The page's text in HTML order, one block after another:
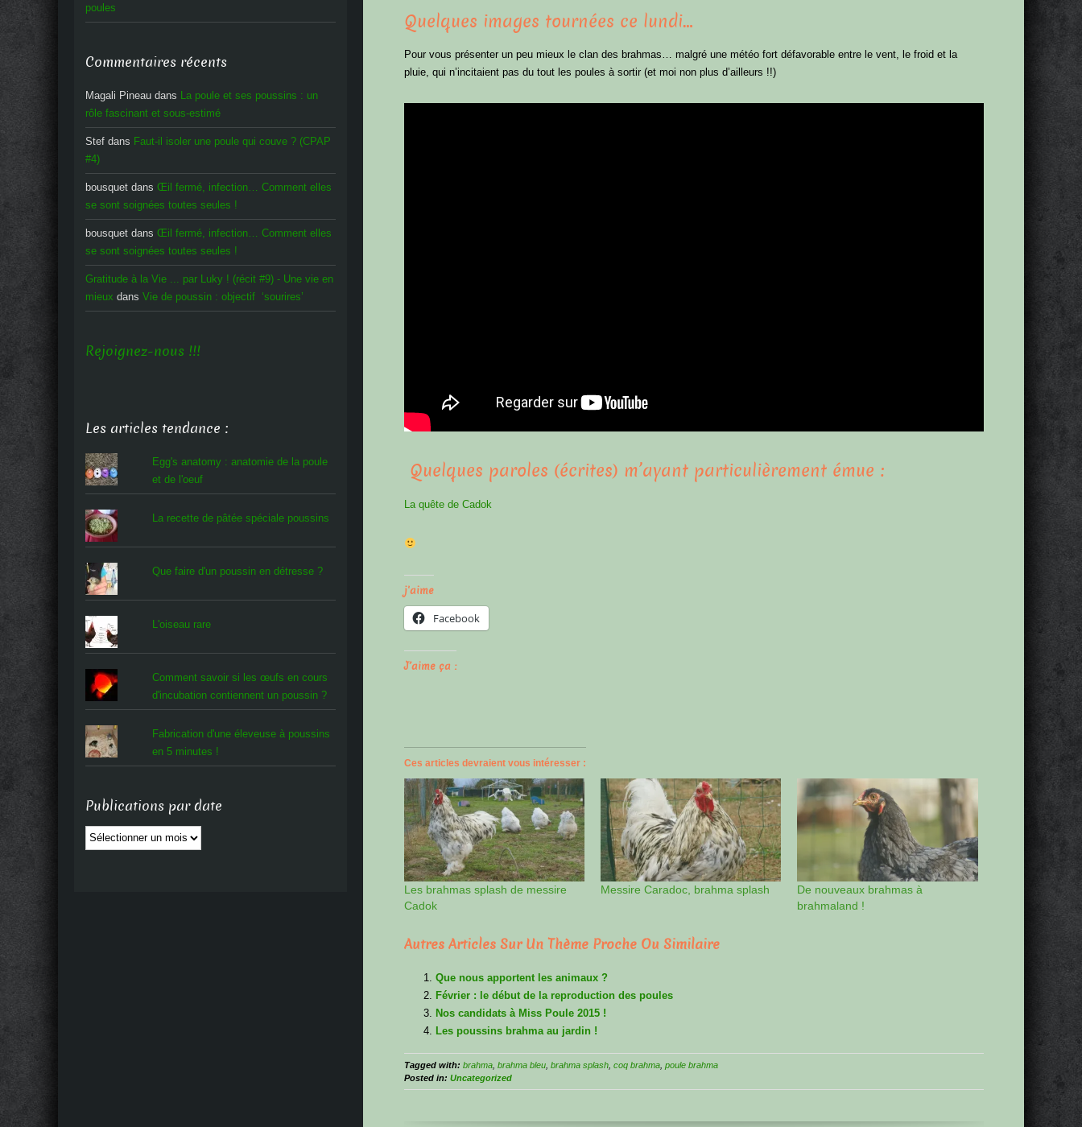
Quelques images tournées ce lundi…
Pour vous présenter un peu mieux le clan des brahmas… malgré une météo fort défavorable entre le vent, le froid et la
pluie, qui n’incitaient pas du tout les poules à sortir (et moi non plus d’ailleurs !!)
Quelques paroles (écrites) m’ayant particulièrement émue :
La quête de Cadok
j'aime
Facebook
J’aime ça :
Ces articles devraient vous intéresser :
Les brahmas splash de messire
Cadok
Messire Caradoc, brahma splash
De nouveaux brahmas à
brahmaland !
Autres Articles Sur Un Thème Proche Ou Similaire
Que nous apportent les animaux ?
Février : le début de la reproduction des poules
Nos candidats à Miss Poule 2015 !
Les poussins brahma au jardin !
Tagged with: brahma,brahma bleu,brahma splash,coq brahma,poule brahma
Posted in:Uncategorized
poules
Commentaires récents
Magali Pineau dans La poule et ses poussins : un
rôle fascinant et sous-estimé
Stef dans Faut-il isoler une poule qui couve ? (CPAP
#4)
bousquet dans Œil fermé, infection… Comment elles
se sont soignées toutes seules !
bousquet dans Œil fermé, infection… Comment elles
se sont soignées toutes seules !
Gratitude à la Vie ... par Luky ! (récit #9) - Une vie en
mieux dans Vie de poussin : objectif ‘sourires’
Rejoignez-nous !!!
Les articles tendance :
Egg's anatomy : anatomie de la poule
et de l'oeuf
La recette de pâtée spéciale poussins
Que faire d'un poussin en détresse ?
L'oiseau rare
Comment savoir si les œufs en cours
d'incubation contiennent un poussin ?
Fabrication d'une éleveuse à poussins
en 5 minutes !
Publications par date
Publications
par